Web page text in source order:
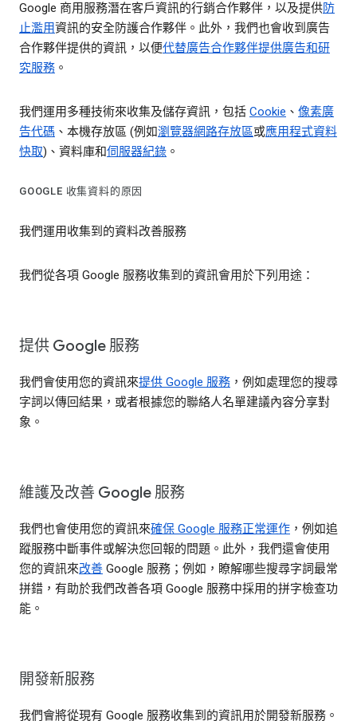
Google 商用服務潛在客戶資訊的行銷合作夥伴，以及提供防
止濫用資訊的安全防護合作夥伴。此外，我們也會收到廣告
合作夥伴提供的資訊，以便代替廣告合作夥伴提供廣告和研
究服務 。
我們運用多種技術來收集及儲存資訊，包括 Cookie 、 像素廣
告代碼 、本機存放區 (例如瀏覽器網路存放區或應用程式資料
快取)、資料庫和伺服器紀錄 。
GOOGLE 收集資料的原因
我們運用收集到的資料改善服務
我們從各項 Google 服務收集到的資訊會用於下列用途：
提供 Google 服務
我們會使用您的資訊來提供 Google 服務 ，例如處理您的搜尋
字詞以傳回結果，或者根據您的聯絡人名單建議內容分享對
象。
維護及改善 Google 服務
我們也會使用您的資訊來確保 Google 服務正常運作 ，例如追
蹤服務中斷事件或解決您回報的問題。此外，我們還會使用
您的資訊來改善 Google 服務；例如，瞭解哪些搜尋字詞最常
拼錯，有助於我們改善各項 Google 服務中採用的拼字檢查功
能。
開發新服務
我們會將從現有 Google 服務收集到的資訊用於開發新服務。